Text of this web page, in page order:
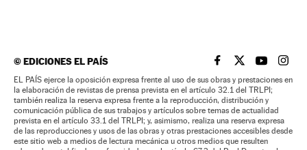
©EDICIONES EL PAÍS EL PAÍS BRASIL EN
EL PAÍSEL PAÍS
EL
EL PAÍS ejerce la oposición expresa frente al uso de sus obras y prestaciones en
la elaboración de revistas de prensa prevista en el artículo 32.1 del TRLPI;
también realiza la reserva expresa frente a la reproducción, distribución y
comunicación pública de sus trabajos y artículos sobre temas de actualidad
prevista en el artículo 33.1 del TRLPI; y, asimismo, realiza una reserva expresa
de las reproducciones y usos de las obras y otras prestaciones accesibles desde
este sitio web a medios de lectura mecánica u otros medios que resulten